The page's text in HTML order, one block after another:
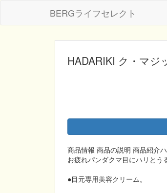
BERGライフセレクト
HADARIKI ク・マジ
商品情報 商品の説明 商品紹介ハ
お疲れパンダクマ目にハリとう
●目元専用美容クリーム。